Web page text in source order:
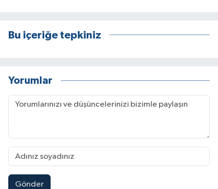
Bu içeriğe tepkiniz
Yorumlar
Gönder